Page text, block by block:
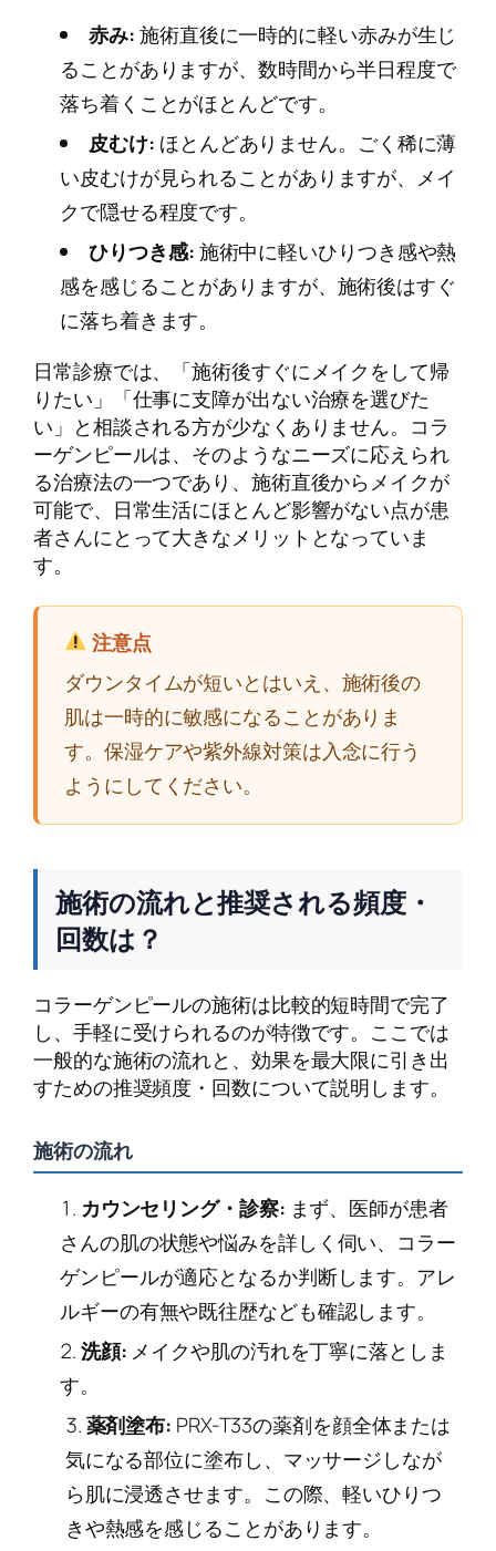
赤み:施術直後に一時的に軽い赤みが生じ
ることがありますが、数時間から半日程度で
落ち着くことがほとんどです。
皮むけ: ほとんどありません。ごく稀に薄
い皮むけが見られることがありますが、メイ
クで隠せる程度です。
ひりつき感:施術中に軽いひりつき感や熱
感を感じることがありますが、施術後はすぐ
に落ち着きます。
日常診療では、「施術後すぐにメイクをして帰
りたい」「仕事に支障が出ない治療を選びた
い」と相談される方が少なくありません。コラ
ーゲンピールは、そのようなニーズに応えられ
る治療法の一つであり、施術直後からメイクが
可能で、日常生活にほとんど影響がない点が患
者さんにとって大きなメリットとなっていま
す。
注意点
ダウンタイムが短いとはいえ、施術後の
肌は一時的に敏感になることがありま
す。保湿ケアや紫外線対策は入念に行う
ようにしてください。
施術の流れと推奨される頻度・
回数は？
コラーゲンピールの施術は比較的短時間で完了
し、手軽に受けられるのが特徴です。ここでは
一般的な施術の流れと、効果を最大限に引き出
すための推奨頻度・回数について説明します。
施術の流れ
カウンセリング・診察: まず、医師が患者
さんの肌の状態や悩みを詳しく伺い、コラー
ゲンピールが適応となるか判断します。アレ
ルギーの有無や既往歴なども確認します。
洗顔: メイクや肌の汚れを丁寧に落としま
す。
薬剤塗布: PRX-T33の薬剤を顔全体または
気になる部位に塗布し、マッサージしなが
ら肌に浸透させます。この際、軽いひりつ
きや熱感を感じることがあります。